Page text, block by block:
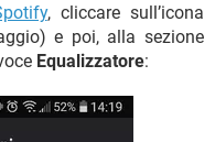
, cliccare sull’icona
e poi, alla sezione
Equalizzatore: